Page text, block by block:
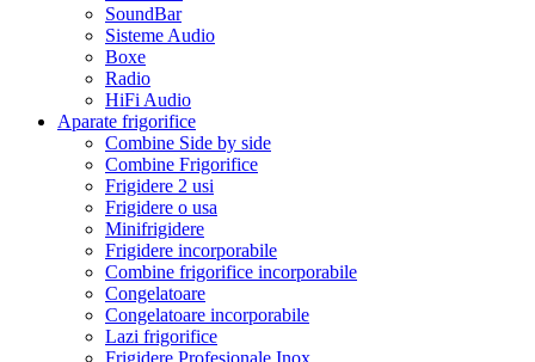
SoundBar
Sisteme Audio
Boxe
Radio
HiFi Audio
Aparate frigorifice
Combine Side by side
Combine Frigorifice
Frigidere 2 usi
Frigidere o usa
Minifrigidere
Frigidere incorporabile
Combine frigorifice incorporabile
Congelatoare
Congelatoare incorporabile
Lazi frigorifice
Frigidere Profesionale Inox